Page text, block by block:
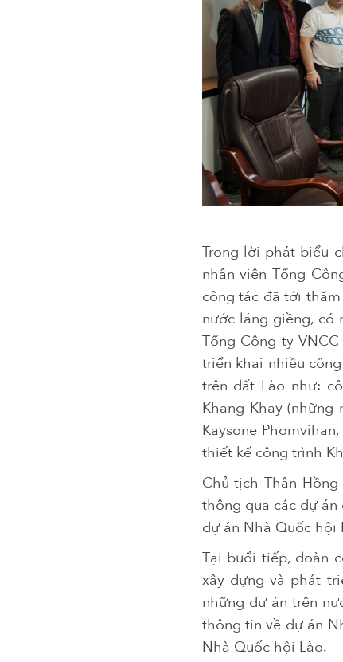
Trong lời phát biểu
nhân viên Tổng
công tác đã tới
nước láng giềng, có
Tổng Công ty
triển khai nhiều
trên đất Lào như:
Khang Khay
Kaysone
thiết kế công trình
Chủ tịch Thân
thông qua các dự án
dự án Nhà Quốc hội
Tại buổi tiếp, đoàn
xây dựng và phát
những dự án trên
thông tin về dự án
Nhà Quốc hội Lào.